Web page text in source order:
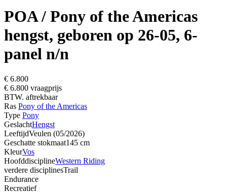
POA / Pony of the Americas
hengst, geboren op 26-05, 6-
panel n/n
€ 6.800
€ 6.800 vraagprijs
BTW. aftrekbaar
Ras Pony of the Americas
Type Pony
GeslachtHengst
LeeftijdVeulen (05/2026)
Geschatte stokmaat145 cm
KleurVos
HoofddisciplineWestern Riding
verdere disciplinesTrail
Endurance
Recreatief